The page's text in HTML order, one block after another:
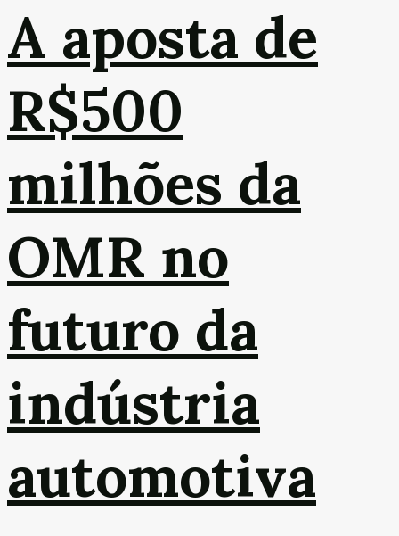
A aposta de
R$500
milhões da
OMR no
futuro da
indústria
automotiva